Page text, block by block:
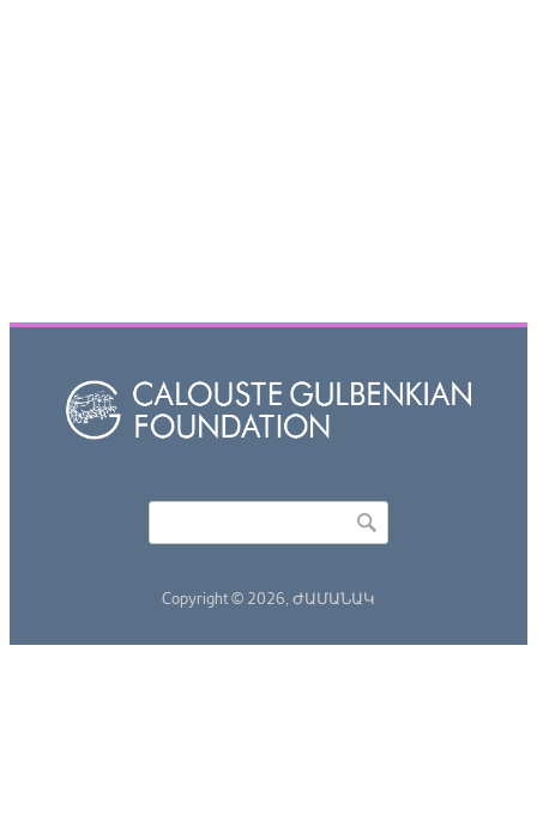
Copyright © 2026, ԺԱՄԱՆԱԿ